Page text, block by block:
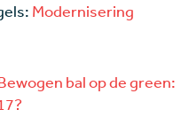
Modernisering
bal op de green: